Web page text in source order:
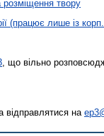
розміщення твору
(працює лише із
, що вільно
відправлятися на